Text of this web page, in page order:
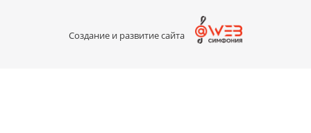
Создание и развитие сайта